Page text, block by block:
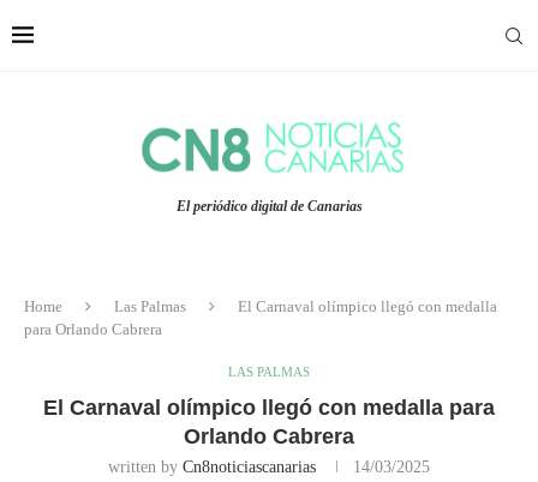
El periódico digital de Canarias
Home Las Palmas
El Carnaval olímpico llegó con medalla
para Orlando Cabrera
LAS PALMAS
El Carnaval olímpico llegó con medalla para
Orlando Cabrera
written by Cn8noticiascanarias 14/03/2025